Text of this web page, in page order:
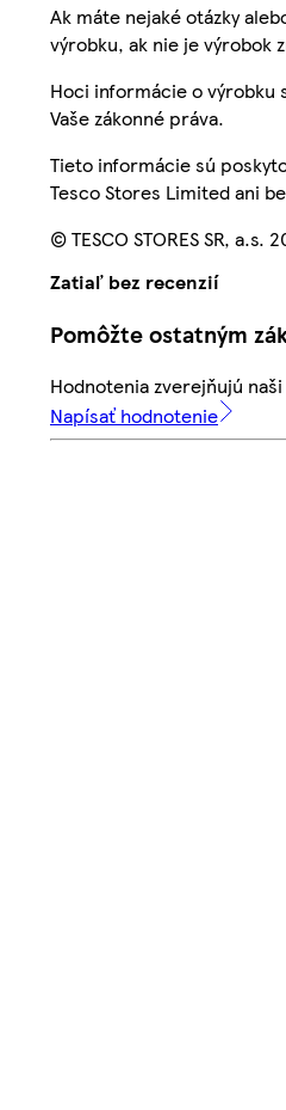
Ak máte nejaké otázky
výrobku, ak nie je výrobok
Hoci informácie o výrobku
Vaše zákonné práva.
Tieto informácie sú
Tesco Stores Limited ani
© TESCO STORES SR, a.s.
Zatiaľ bez recenzií
Pomôžte ostatným
Hodnotenia zverejňujú
Napísať hodnotenie